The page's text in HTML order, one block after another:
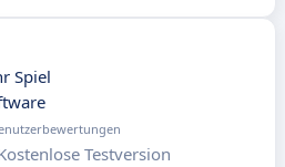
Spiel
Testversion